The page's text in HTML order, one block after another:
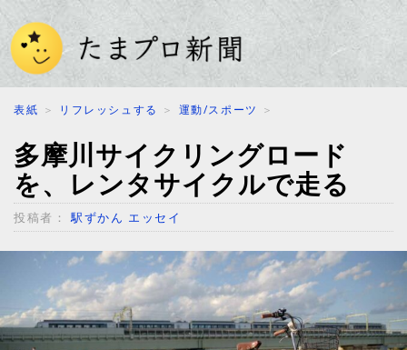
表紙 ＞ リフレッシュする ＞ 運動/スポーツ ＞
多摩川サイクリングロード
を、レンタサイクルで走る
投稿者： 駅ずかん エッセイ